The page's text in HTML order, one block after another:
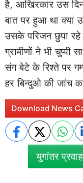
है, आखिरकार उस
बात पर हुआ था क्या
उसके परिजन छुपा
ग्रामीणों ने भी चुप्पी
संग बेटे के रिश्ते पर
हर बिन्दुओ की जांच
Download News
युगांतर